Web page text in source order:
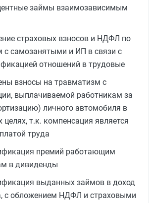
займы взаимозависимым
страховых взносов и НДФЛ по
с самозанятыми и ИП в связи с
отношений в трудовые
взносы на травматизм с
выплачиваемой работникам за
личного автомобиля в
целях, т.к. компенсация является
труда
премий работающим
в дивиденды
выданных займов в доход
с обложением НДФЛ и страховыми